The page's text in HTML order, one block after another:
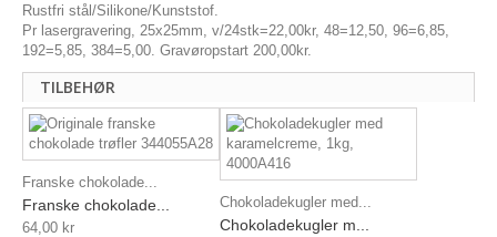
Rustfri stål/Silikone/Kunststof.
Pr lasergravering, 25x25mm, v/24stk=22,00kr, 48=12,50, 96=6,85,
192=5,85, 384=5,00. Gravøropstart 200,00kr.
TILBEHØR
Franske chokolade...
Franske chokolade...
64,00 kr
Chokoladekugler med...
Chokoladekugler m...